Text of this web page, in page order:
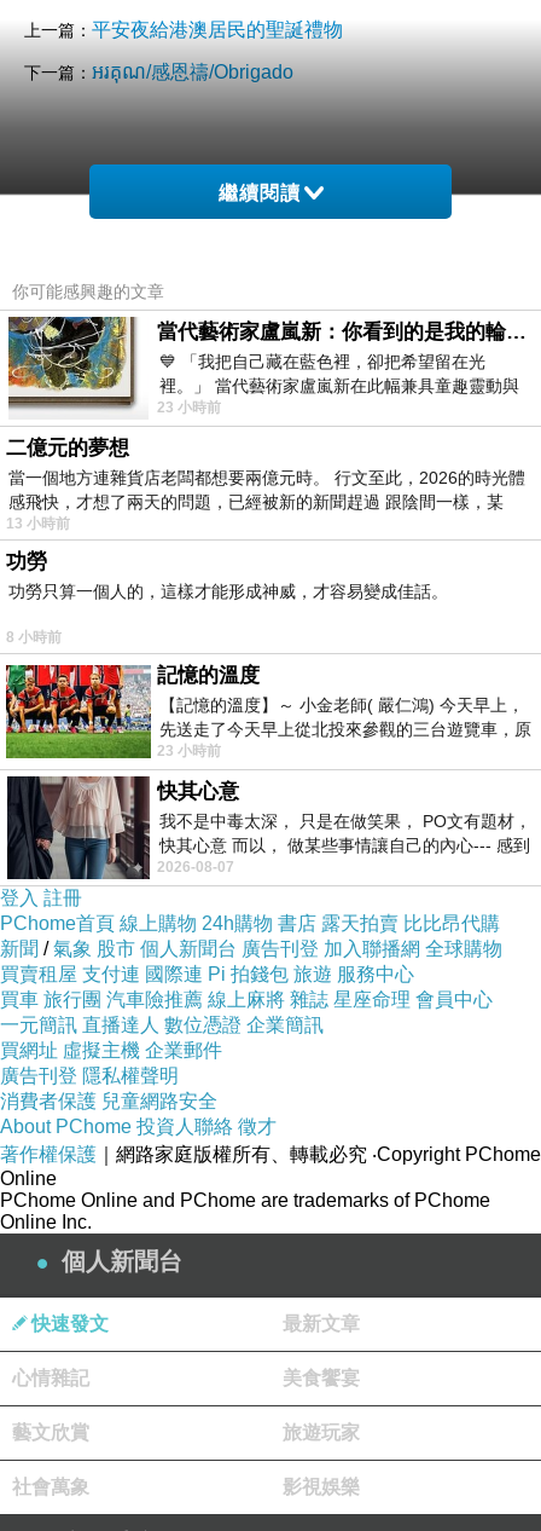
上一篇： 平安夜給港澳居民的聖誕禮物
下一篇： អរគុណ/感恩禱/Obrigado
繼續閱讀
你可能感興趣的文章
當代藝術家盧嵐新：你看到的是我的輪廓，還是你的故事？——藏在藍色裡的希望與光
💙 「我把自己藏在藍色裡，卻把希望留在光
裡。」 當代藝術家盧嵐新在此幅兼具童趣靈動與
抽象韻味的新作中，用湛藍的羽翼般色塊包覆著
23 小時前
二億元的夢想
當一個地方連雜貨店老闆都想要兩億元時。 行文至此，2026的時光體
感飛快，才想了兩天的問題，已經被新的新聞趕過 跟陰間一樣，某
13 小時前
功勞
功勞只算一個人的，這樣才能形成神威，才容易變成佳話。
8 小時前
記憶的溫度
【記憶的溫度】～ 小金老師( 嚴仁鴻) 今天早上，
先送走了今天早上從北投來參觀的三台遊覽車，原
以為展場已經差不多要安靜下來，卻發
23 小時前
快其心意
我不是中毒太深， 只是在做笑果， PO文有題材，
快其心意 而以， 做某些事情讓自己的內心--- 感到
愉快。
2026-08-07
登入 註冊
PChome首頁 線上購物 24h購物 書店 露天拍賣 比比昂代購
新聞 /氣象 股市 個人新聞台 廣告刊登 加入聯播網 全球購物
買賣租屋 支付連 國際連 Pi 拍錢包 旅遊 服務中心
買車 旅行團 汽車險推薦 線上麻將 雜誌 星座命理 會員中心
一元簡訊 直播達人 數位憑證 企業簡訊
買網址 虛擬主機 企業郵件
廣告刊登 隱私權聲明
消費者保護 兒童網路安全
About PChome 投資人聯絡 徵才
著作權保護 ｜網路家庭版權所有、轉載必究 ‧Copyright PChome
Online
PChome Online and PChome are trademarks of PChome
Online Inc.
個人新聞台
快速發文 最新文章
心情雜記 美食饗宴
藝文欣賞 旅遊玩家
社會萬象 影視娛樂